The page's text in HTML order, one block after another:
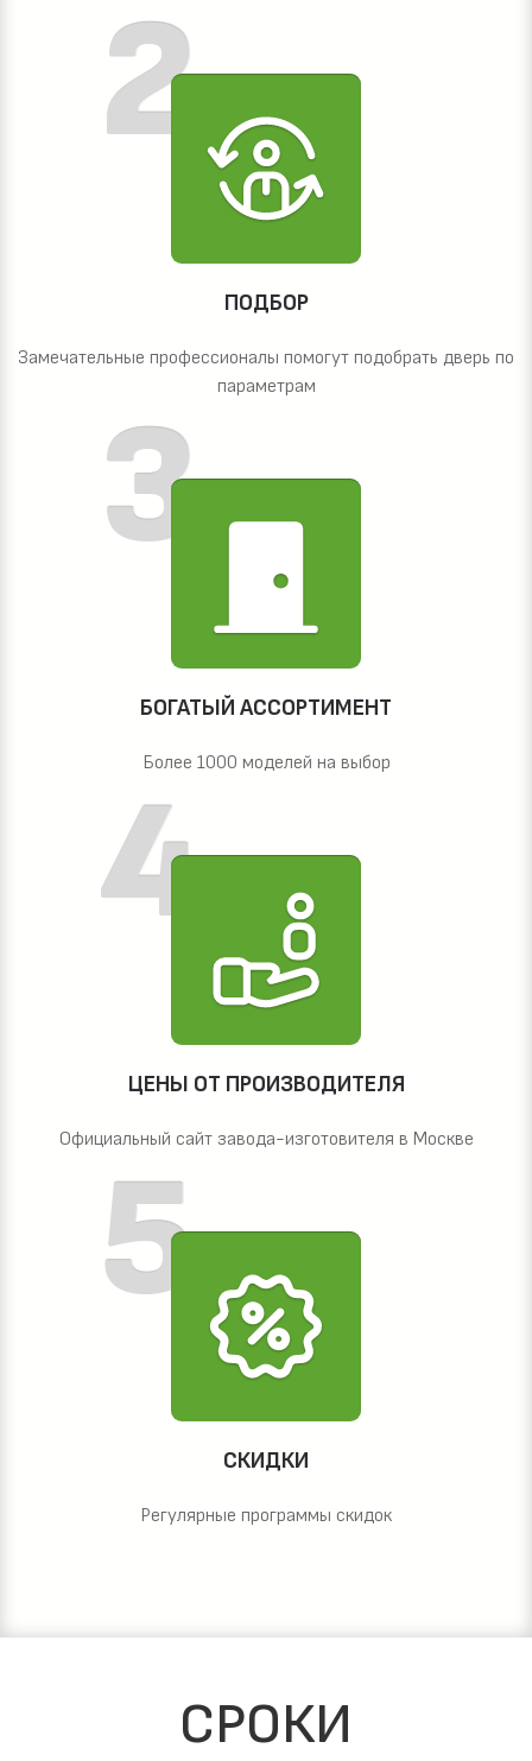
ПОДБОР
Замечательные профессионалы помогут подобрать дверь по
параметрам
БОГАТЫЙ АССОРТИМЕНТ
Более 1000 моделей на выбор
ЦЕНЫ ОТ ПРОИЗВОДИТЕЛЯ
Официальный сайт завода-изготовителя в Москве
СКИДКИ
Регулярные программы скидок
СРОКИ